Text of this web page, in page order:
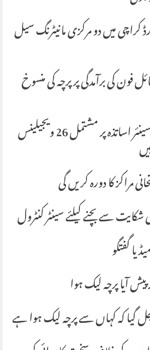
کراچی میں دو مرکزی مانیٹرنگ سیل
فون کی برآمدگی پر پرچہ کی منسوخ
بورڈ کی جانب سے سینئر اساتذہ پر مشتمل 26 ویجیلینس
مراکز کا دورہ کریں گی
سے بچنے کیلئے سینٹر کنٹرول
گفتگو
آیا پرچہ لیک ہوا
گیا کہ کہاں سے پرچہ لیک ہوا ہے